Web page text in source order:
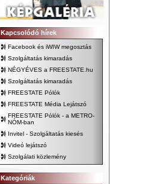
Kapcsolódó hírek
Facebook és iWIW megosztás
Szolgáltatás kimaradás
NÉGYÉVES a FREESTATE.hu
Szolgáltatás kimaradás
FREESTATE Pólók
FREESTATE Média Lejátszó
FREESTATE Pólók - a METRO-
NÓM-ban
Invitel - Szolgáltatás kiesés
Videó lejátszó
Szolgálati közlemény
Kategóriák